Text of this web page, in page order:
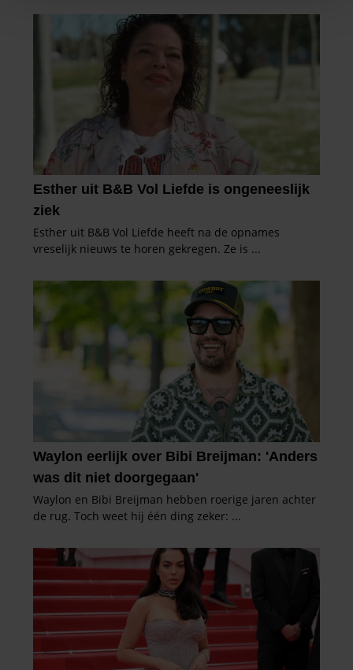
personaliseren, om functies voor social media te bieden
en om ons websiteverkeer te analyseren. Ook delen we
informatie over uw gebruik van onze site met onze
partners voor social media, adverteren en analyse. Deze
partners kunnen deze gegevens combineren met andere
informatie die u aan ze heeft verstrekt of die ze hebben
verzameld op basis van uw gebruik van hun services. U
gaat akkoord met onze cookies als u onze website blijft
gebruiken.